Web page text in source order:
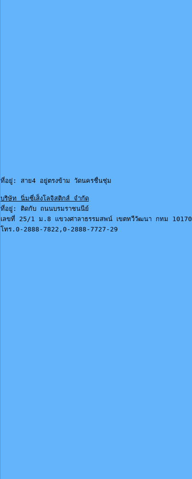
ที่อยู่: สาย4 อยู่ตรงข้าม วัดนครชื่นชุ่ม
บริษัท นิ่มซี่เส็งโลจิสติกส์ จำกัด
ที่อยู่: ติดกับ ถนนบรมราชนนีย์
เลขที่ 25/1 ม.8 แขวงศาลาธรรมสพน์ เขตทวีวัฒนา กทม 10170
โทร.0-2888-7822,0-2888-7727-29